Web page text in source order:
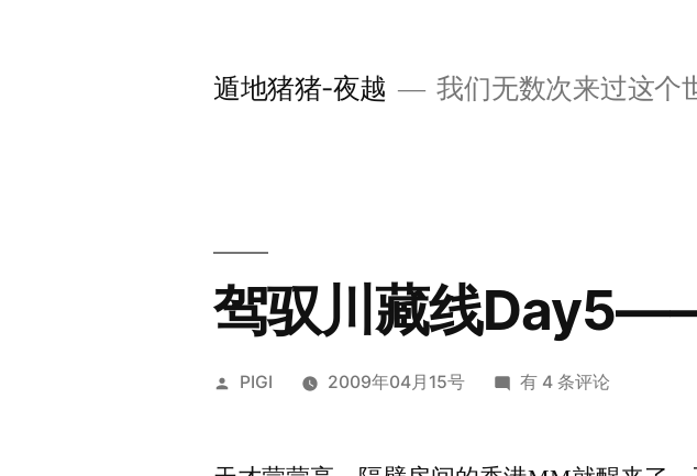
遁地猪猪-夜越 我们无数次来过这个
驾驭川藏线
发
PIGI 2009年04月15号
驾
有 4 条评论